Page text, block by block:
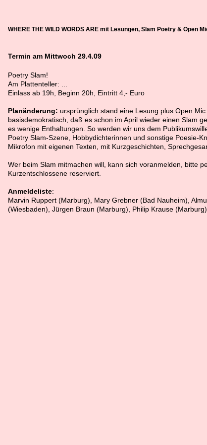
WHERE THE WILD WORDS ARE mit Lesungen, Slam Poetry & Open
Termin am Mittwoch 29.4.09
Poetry Slam!
Am Plattenteller: ...
Einlass ab 19h, Beginn 20h, Eintritt 4,- Euro
Planänderung: ursprünglich stand eine Lesung plus Open
basisdemokratisch, daß es schon im April wieder einen Slam
es wenige Enthaltungen. So werden wir uns dem
Poetry Slam-Szene, Hobbydichterinnen und sonstige Poesie-
Mikrofon mit eigenen Texten, mit Kurzgeschichten,
Wer beim Slam mitmachen will, kann sich voranmelden, bitte
Kurzentschlossene reserviert.
Anmeldeliste:
Marvin Ruppert (Marburg), Mary Grebner (Bad Nauheim),
(Wiesbaden), Jürgen Braun (Marburg), Philip Krause